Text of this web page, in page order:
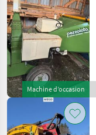
Machine d’occasion